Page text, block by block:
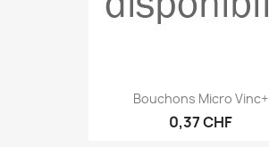
Bouchons Micro Vinc+
0,37 CHF